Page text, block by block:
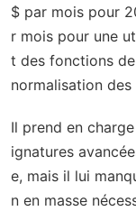
$ par mois pour
r mois pour une
t des fonctions
normalisation
Il prend en
ignatures
e, mais il lui
n en masse